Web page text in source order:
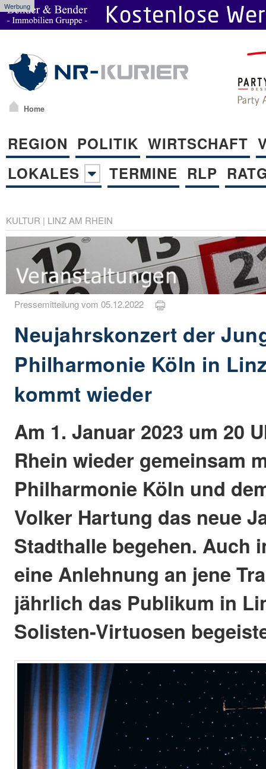
Werbung
Home
REGION POLITIK WIRTSCHAFT
LOKALES
TERMINE RLP
KULTUR | LINZ AM RHEIN
Pressemitteilung vom 05.12.2022
Neujahrskonzert der
Philharmonie Köln in
kommt wieder
Am 1. Januar 2023 um 20
Rhein wieder gemeinsam
Philharmonie Köln und
Volker Hartung das neue
Stadthalle begehen. Auch
eine Anlehnung an jene
jährlich das Publikum in
Solisten-Virtuosen